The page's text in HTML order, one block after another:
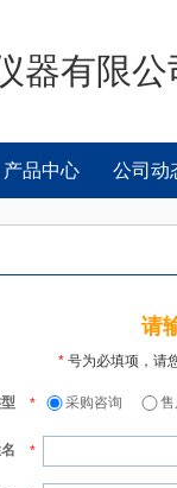
器有限
产品中心 公司动
请
* 号为必填项，请
* 采购咨询
*